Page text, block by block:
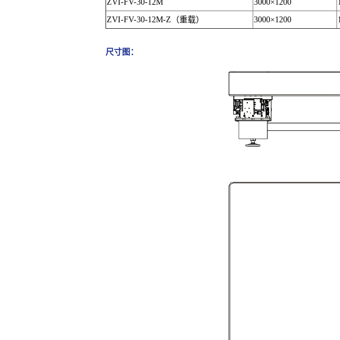
ZVI-FV-30-12M 3000×1200
ZVI-FV-30-12M-Z（重载）
3000×1200
尺寸图：